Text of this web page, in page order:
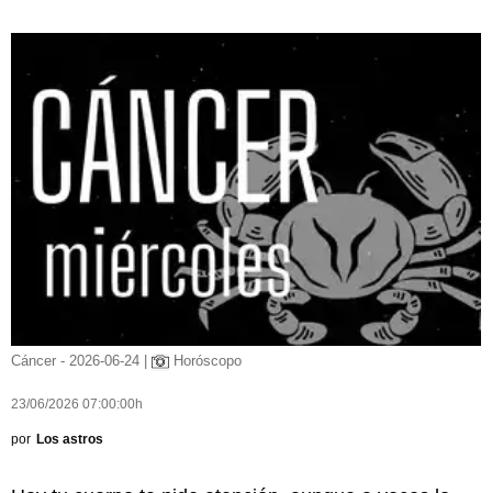
Cáncer - 2026-06-24 | Horóscopo
23/06/2026 07:00:00h
por Los astros